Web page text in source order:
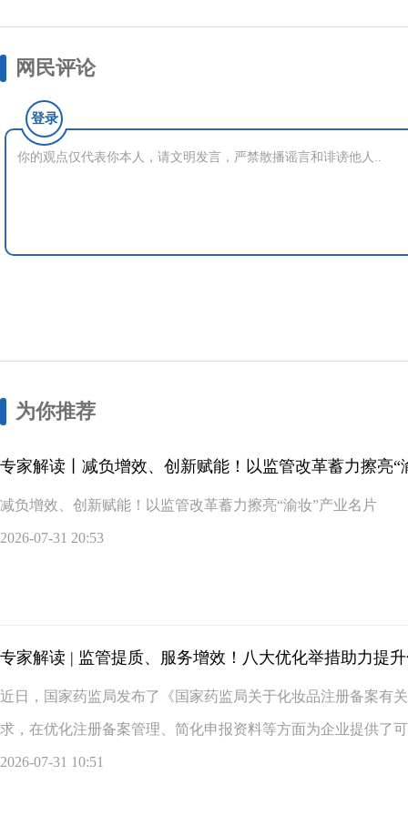
网民评论
登录
为你推荐
专家解读丨减负增效、创新赋能！以监管改革蓄力擦亮“
减负增效、创新赋能！以监管改革蓄力擦亮“渝妆”产业名片
2026-07-31 20:53
专家解读 | 监管提质、服务增效！八大优化举措助力提
近日，国家药监局发布了《国家药监局关于化妆品注册备案有
求，在优化注册备案管理、简化申报资料等方面为企业提供了
2026-07-31 10:51